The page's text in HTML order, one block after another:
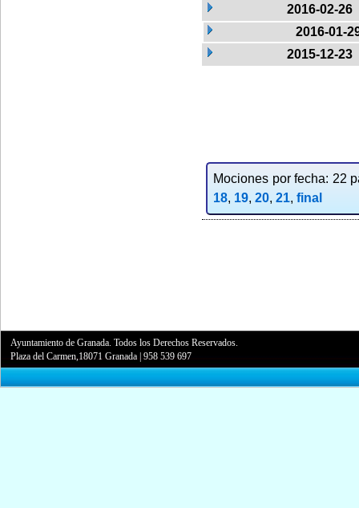
2016-02-26
2016-01-
2015-12-23
Mociones por fecha: 22
18, 19, 20, 21, final
Ayuntamiento de Granada. Todos los Derechos Reservados.
Plaza del Carmen,18071 Granada |958 539 697